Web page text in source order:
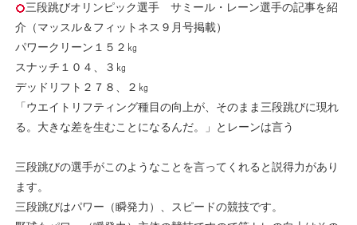
三段跳びオリンピック選手 サミール・レーン選手の記事を紹
介（マッスル＆フィットネス９月号掲載）
パワークリーン１５２㎏
スナッチ１０４、３㎏
デッドリフト２７８、２㎏
「ウエイトリフティング種目の向上が、そのまま三段跳びに現れ
る。大きな差を生むことになるんだ。」とレーンは言う
三段跳びの選手がこのようなことを言ってくれると説得力があり
ます。
三段跳びはパワー（瞬発力）、スピードの競技です。